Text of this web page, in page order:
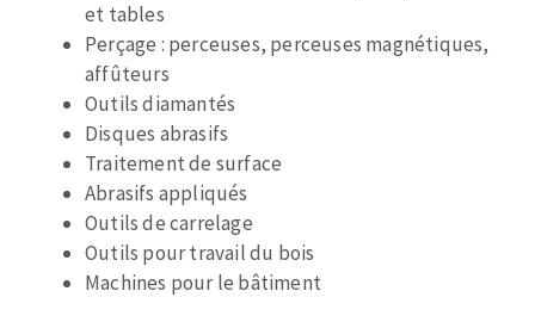
Roues à lamelles
Meules sur tige
Brosses
Meules de tourets
Feutres à polir
Bandes sans fin
Rouleaux d'atelier
NETTOYAGE
MACHINES POUR LE TRAVAIL DU MÉTAL
et tables
Perçage : perceuses, perceuses magnétiques,
affûteurs
Outils diamantés
Disques abrasifs
Traitement de surface
Abrasifs appliqués
Outils de carrelage
Outils pour travail du bois
Machines pour le bâtiment